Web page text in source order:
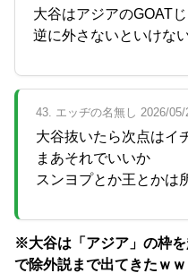
大谷はアジアのGOAT
逆に外さないといけな
43. エッヂの名無し 2026/05/
大谷抜いたら次点はイ
まあそれでいいか
スンヨプとか王とかは
※大谷は「アジア」の枠
で除外説まで出てきたｗ